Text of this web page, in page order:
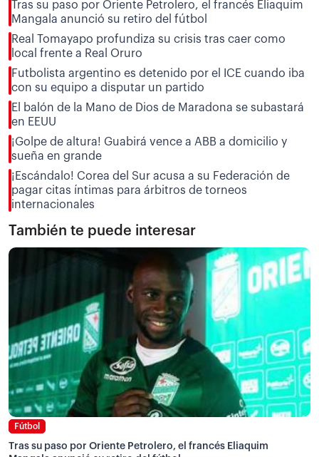
Tras su paso por Oriente Petrolero, el francés Eliaquim
Mangala anunció su retiro del fútbol
Real Tomayapo profundiza su crisis tras caer como
local frente a Real Oruro
Futbolista argentino es detenido por el ICE cuando iba
con su equipo a disputar un partido
El balón de la Mano de Dios de Maradona se subastará
en EEUU
¡Golpe de altura! Guabirá vence a ABB a domicilio y
sueña en grande
¡Escándalo! Corea del Sur acusa a su Federación de
pagar citas íntimas para árbitros de torneos
internacionales
También te puede interesar
Fútbol
Tras su paso por Oriente Petrolero, el francés Eliaquim